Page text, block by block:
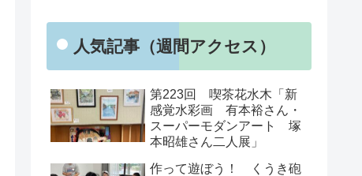
人気記事（週間アクセス）
第223回 喫茶花水木「新
感覚水彩画 有本裕さん・
スーパーモダンアート 塚
本昭雄さん二人展」
作って遊ぼう！ くうき砲